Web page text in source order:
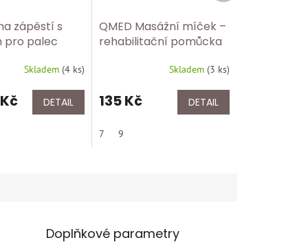
zápěstí s
pro palec
Skladem(4 ks)
DETAIL
QMED Masážní míček –
rehabilitační pomůcka
Skladem (3 ks)
135 Kč DETAIL
7 9
Doplňkové parametry